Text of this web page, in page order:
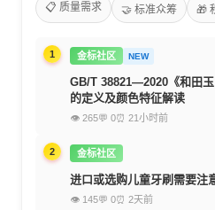
📋 质量需求 🤝 标准众筹 🎁
1 金标社区 NEW
GB/T 38821—2020《和田
的定义及颜色特征解读
👁 265💬 0⏰ 21小时前
2 金标社区
进口或选购儿童牙刷需要注
👁 145💬 0⏰ 2天前